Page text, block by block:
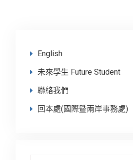
English
未來學生 Future Student
聯絡我們
回本處(國際暨兩岸事務處)